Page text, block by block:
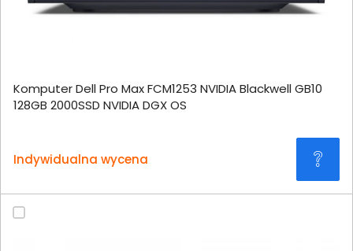
Komputer Dell Pro Max FCM1253 NVIDIA Blackwell GB10
128GB 2000SSD NVIDIA DGX OS
Indywidualna wycena